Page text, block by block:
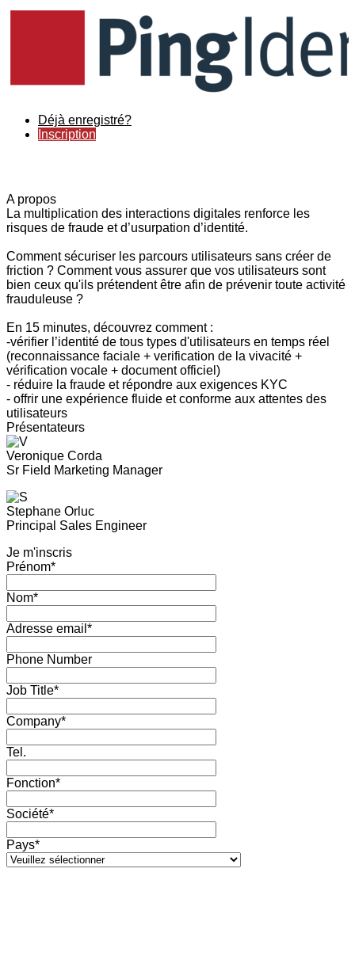
Déjà enregistré?
Inscription
A propos
La multiplication des interactions digitales renforce les
risques de fraude et d’usurpation d’identité.
Comment sécuriser les parcours utilisateurs sans créer de
friction ? Comment vous assurer que vos utilisateurs sont
bien ceux qu'ils prétendent être afin de prévenir toute activité
frauduleuse ?
En 15 minutes, découvrez comment :
-vérifier l’identité de tous types d'utilisateurs en temps réel
(reconnaissance faciale + verification de la vivacité +
vérification vocale + document officiel)
- réduire la fraude et répondre aux exigences KYC
- offrir une expérience fluide et conforme aux attentes des
utilisateurs
Présentateurs
Veronique Corda
Sr Field Marketing Manager
Stephane Orluc
Principal Sales Engineer
Je m'inscris
Prénom*
Nom*
Adresse email*
Phone Number
Job Title*
Company*
Tel.
Fonction*
Société*
Pays*